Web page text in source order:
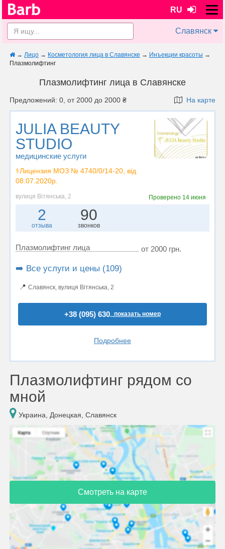
RU
Славянск
→ Лицо → Косметология лица в Славянске → Инъекции красоты →
Плазмолифтинг
Плазмолифтинг лица в Славянске
Предложений: 0, от 2000 до 2000 ₴ На карте
JULIA BEAUTY
STUDIO
медицинские услуги
⚕️Лицензия МОЗ № 4740/0/14-20, від
08.07.2020р.
вулиця Вітянська, 2 Проверено 14 июня
2
отзыва
90
звонков
Плазмолифтинг лица от 2000 грн.
➡️ Все услуги и цены (109)
📍 Славянск, вулиця Вітянська, 2
+38 (095) 630..показать номер
Подробнее
Плазмолифтинг рядом со
мной
Украина, Донецкая, Славянск
Смотреть на карте